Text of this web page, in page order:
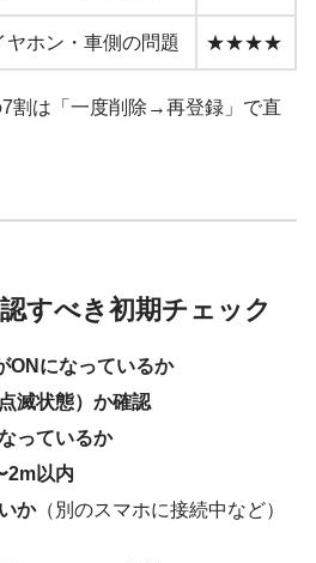
ヤホン・車側の問題 ★★★★
割は「一度削除→再登録」で直
すべき初期チェック
ONになっているか
滅状態）か確認
っているか
2m以内
か（別のスマホに接続中など）